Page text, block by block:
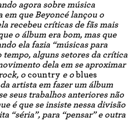
agora sobre música
em que Beyoncé lançou o
recebeu críticas de fãs mais
o álbum era bom, mas que
ela fazia “músicas para
tempo, alguns setores da crítica
dela em se aproximar
o country e o blues
artista em fazer um álbum
seus trabalhos anteriores não
é que se insiste nessa divisão
“séria”, para “pensar” e outra